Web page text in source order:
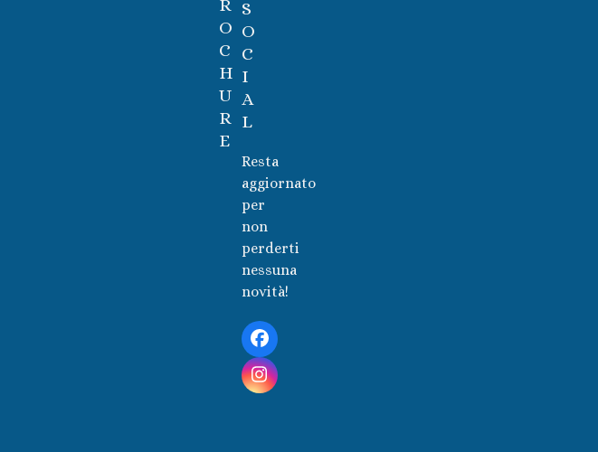
R
O
C
H
U
R
E
S
O
C
I
A
L
Resta
aggiornato
per
non
perderti
nessuna
novità!
Facebook
Instagram